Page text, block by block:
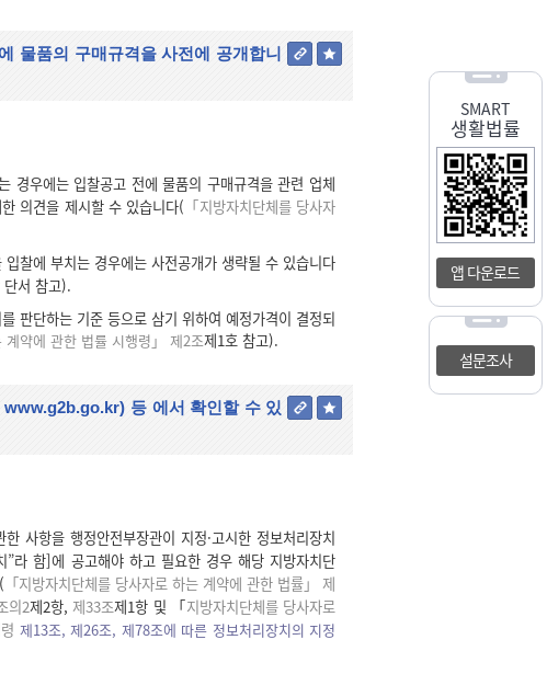
SMART
생활법률
앱 다운로드
설문조사
물품의 구매규격을 사전에 공개합니
경우에는 입찰공고 전에 물품의 구매규격을 관련 업체
의견을 제시할 수 있습니다( 「지방자치단체를 당사자
찰에 부치는 경우에는 사전공개가 생략될 수 있습니다
단서 참고).
판단하는 기준 등으로 삼기 위하여 예정가격이 결정되
계약에 관한 법률 시행령」 제2조제1호 참고).
www.g2b.go.kr) 등 에서 확인할 수 있
사항을 행정안전부장관이 지정·고시한 정보처리장치
”라 함]에 공고해야 하고 필요한 경우 해당 지방자치단
「지방자치단체를 당사자로 하는 계약에 관한 법률」 제
의2제2항, 제33조제1항 및 「지방자치단체를 당사자로
제13조,제26조, 제78조에 따른 정보처리장치의 지정